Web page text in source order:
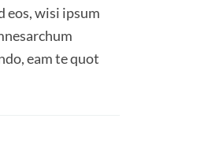
eos, wisi ipsum
eam te quot